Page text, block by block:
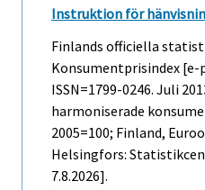
Instruktion för
Finlands officiella
Konsumentprisindex
ISSN=1799-0246. Juli
harmoniserade
2005=100; Finland,
Helsingfors:
7.8.2026].